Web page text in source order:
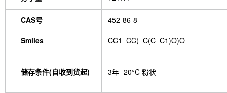
N-Acetylneuraminic acid
Madecassoside
β-
Anethole trithione
Acetylglucosamine
Creatine monohydrate
Itaconic acid Hypromellose
EGCG Octaacetate
BOS-318 IM-54
C381
Antibody (Rabbit mAb) [M19D5]
NK1.1 Antibody [PK136]
PB Mouse NK1.1
CAS号 452-86-8
Smiles CC1=CC(=C(C=C1)O)O
储存条件(自收到货起) 3年 -20°C 粉状